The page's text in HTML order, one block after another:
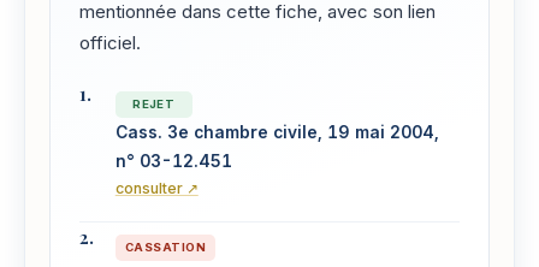
mentionnée dans cette fiche, avec son lien
officiel.
REJET
Cass. 3e chambre civile, 19 mai 2004,
n° 03-12.451
consulter ↗
CASSATION